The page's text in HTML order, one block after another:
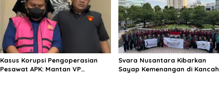
Kasus Korupsi Pengoperasian
Pesawat APK: Mantan VP
Svara Nusantara Kibarkan
Sayap Kemenangan di Kancah